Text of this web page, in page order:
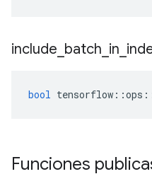
include batch in
bool tensorflow ::ops
Funciones